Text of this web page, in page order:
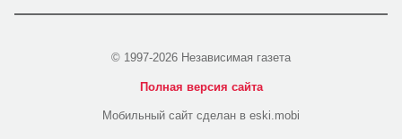
© 1997-2026 Независимая газета
Полная версия сайта
Мобильный сайт сделан в eski.mobi